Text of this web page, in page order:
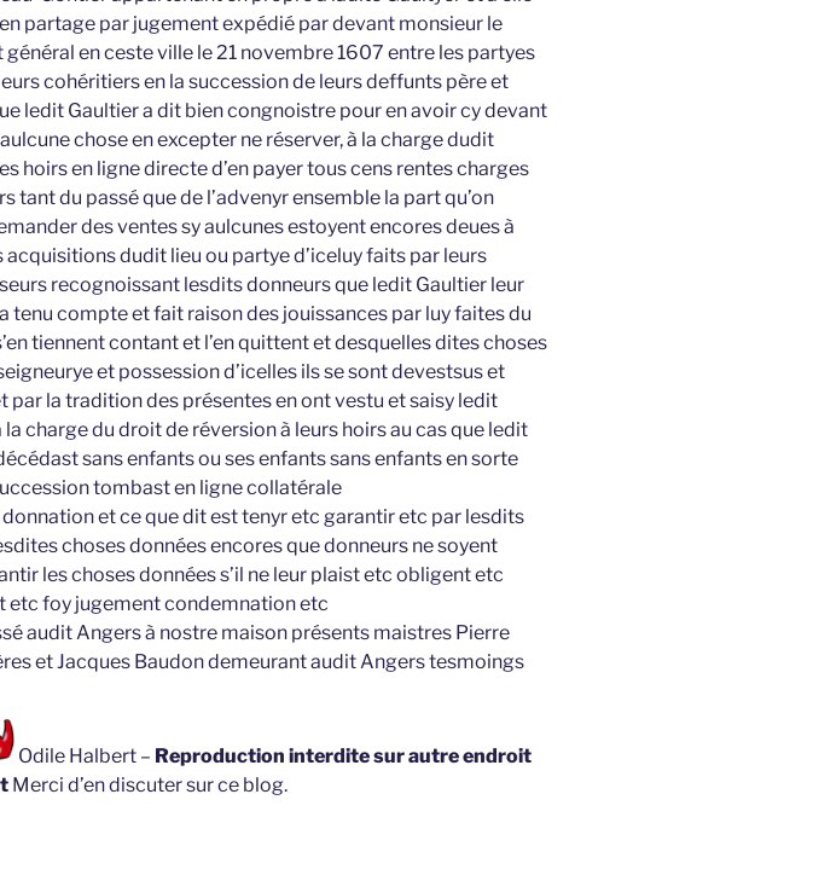
partage par jugement expédié par devant monsieur le
général en ceste ville le 21 novembre 1607 entre les partyes
cohéritiers en la succession de leurs deffunts père et
ledit Gaultier a dit bien congnoistre pour en avoir cy devant
chose en excepter ne réserver, à la charge dudit
hoirs en ligne directe d’en payer tous cens rentes charges
tant du passé que de l’advenyr ensemble la part qu’on
des ventes sy aulcunes estoyent encores deues à
acquisitions dudit lieu ou partye d’iceluy faits par leurs
recognoissant lesdits donneurs que ledit Gaultier leur
tenu compte et fait raison des jouissances par luy faites du
tiennent contant et l’en quittent et desquelles dites choses
et possession d’icelles ils se sont devestsus et
par la tradition des présentes en ont vestu et saisy ledit
la charge du droit de réversion à leurs hoirs au cas que ledit
sans enfants ou ses enfants sans enfants en sorte
tombast en ligne collatérale
et ce que dit est tenyr etc garantir etc par lesdits
choses données encores que donneurs ne soyent
les choses données s’il ne leur plaist etc obligent etc
etc foy jugement condemnation etc
audit Angers à nostre maison présents maistres Pierre
et Jacques Baudon demeurant audit Angers tesmoings
Odile Halbert – Reproduction interdite sur autre endroit
Merci d’en discuter sur ce blog.